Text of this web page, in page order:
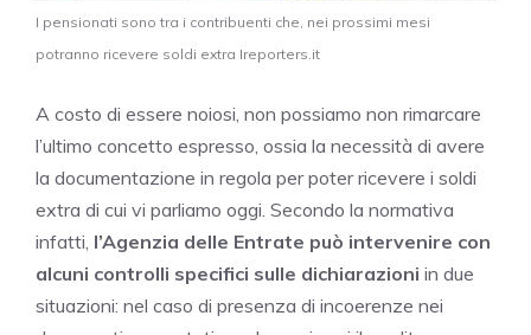
I pensionati sono tra i contribuenti che, nei prossimi mesi
potranno ricevere soldi extra Ireporters.it
A costo di essere noiosi, non possiamo non rimarcare
l’ultimo concetto espresso, ossia la necessità di avere
la documentazione in regola per poter ricevere i soldi
extra di cui vi parliamo oggi. Secondo la normativa
infatti, l’Agenzia delle Entrate può intervenire con
alcuni controlli specifici sulle dichiarazioni in due
situazioni: nel caso di presenza di incoerenze nei